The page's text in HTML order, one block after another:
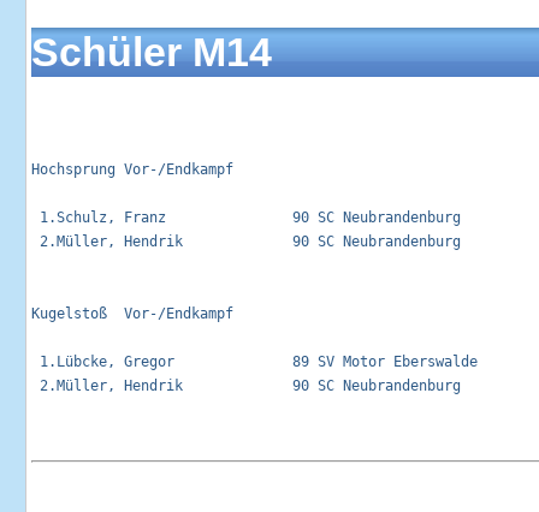
Schüler M14
Hochsprung Vor-/Endkampf
1.Schulz, Franz               90 SC Neubrandenburg
2.Müller, Hendrik             90 SC Neubrandenburg
Kugelstoß  Vor-/Endkampf
1.Lübcke, Gregor              89 SV Motor Eberswalde
2.Müller, Hendrik             90 SC Neubrandenburg